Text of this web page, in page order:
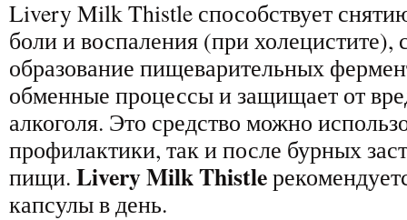
Livery Milk Thistle способствует
боли и воспаления (при холецистите),
образование пищеварительных
обменные процессы и защищает от
алкоголя. Это средство можно
профилактики, так и после бурных
пищи. Livery Milk Thistle
капсулы в день.